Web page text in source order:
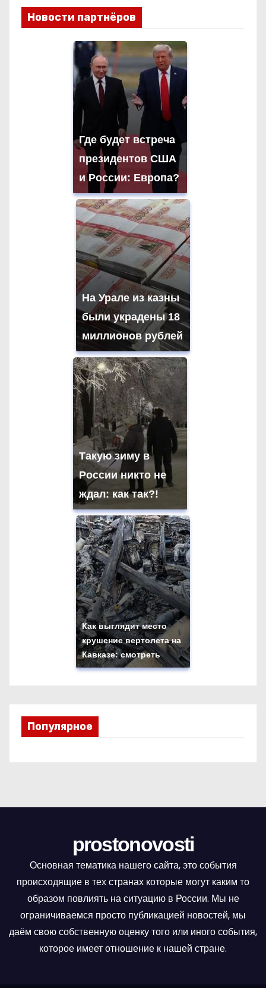
Новости партнёров
Где будет встреча
президентов США
и России: Европа?
На Урале из казны
были украдены 18
миллионов рублей
Такую зиму в
России никто не
ждал: как так?!
Как выглядит место
крушение вертолета на
Кавказе: смотреть
Популярное
prostonovosti
Основная тематика нашего сайта, это события
происходящие в тех странах которые могут каким то
образом повлиять на ситуацию в России. Мы не
ограничиваемся просто публикацией новостей, мы
даём свою собственную оценку того или иного события,
которое имеет отношение к нашей стране.